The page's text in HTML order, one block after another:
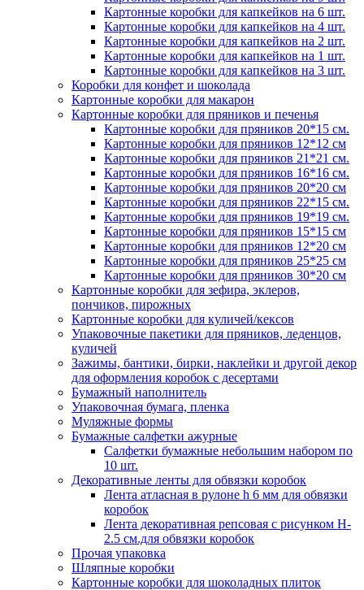
Картонные коробки для капкейков на 6 шт.
Картонные коробки для капкейков на 4 шт.
Картонные коробки для капкейков на 2 шт.
Картонные коробки для капкейков на 1 шт.
Картонные коробки для капкейков на 3 шт.
Коробки для конфет и шоколада
Картонные коробки для макарон
Картонные коробки для пряников и печенья
Картонные коробки для пряников 20*15 см.
Картонные коробки для пряников 12*12 см
Картонные коробки для пряников 21*21 см.
Картонные коробки для пряников 16*16 см.
Картонные коробки для пряников 20*20 см
Картонные коробки для пряников 22*15 см.
Картонные коробки для пряников 19*19 см.
Картонные коробки для пряников 15*15 см
Картонные коробки для пряников 12*20 см
Картонные коробки для пряников 25*25 см
Картонные коробки для пряников 30*20 см
Картонные коробки для зефира, эклеров,
пончиков, пирожных
Картонные коробки для куличей/кексов
Упаковочные пакетики для пряников, леденцов,
куличей
Зажимы, бантики, бирки, наклейки и другой декор
для оформления коробок с десертами
Бумажный наполнитель
Упаковочная бумага, пленка
Муляжные формы
Бумажные салфетки ажурные
Салфетки бумажные небольшим набором по
10 шт.
Декоративные ленты для обвязки коробок
Лента атласная в рулоне h 6 мм для обвязки
коробок
Лента декоративная репсовая с рисунком H-
2.5 см.для обвязки коробок
Прочая упаковка
Шляпные коробки
Картонные коробки для шоколадных плиток